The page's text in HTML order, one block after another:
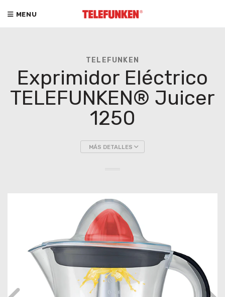
MENU
TELEFUNKEN
Exprimidor Eléctrico
TELEFUNKEN® Juicer
1250
MÁS DETALLES